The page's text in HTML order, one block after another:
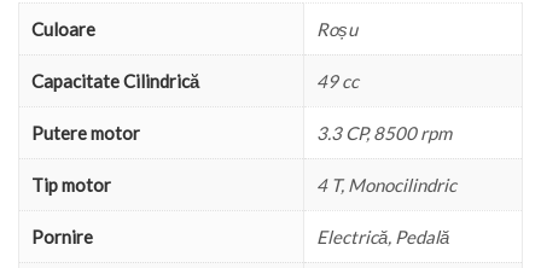
Culoare Roșu
Capacitate Cilindrică 49 cc
Putere motor 3.3 CP, 8500 rpm
Tip motor 4 T, Monocilindric
Pornire Electrică, Pedală